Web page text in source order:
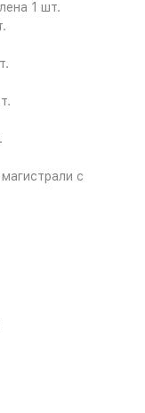
1 шт.
с